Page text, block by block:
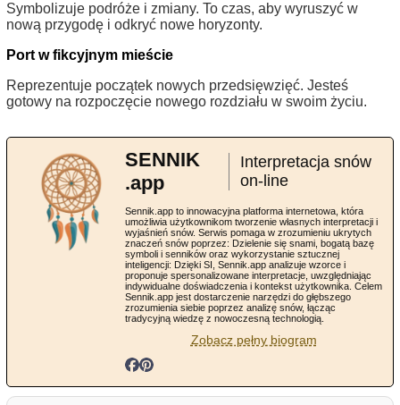
Symbolizuje podróże i zmiany. To czas, aby wyruszyć w
nową przygodę i odkryć nowe horyzonty.
Port w fikcyjnym mieście
Reprezentuje początek nowych przedsięwzięć. Jesteś
gotowy na rozpoczęcie nowego rozdziału w swoim życiu.
SENNIK
.app
Interpretacja snów
on-line
Sennik.app to innowacyjna platforma internetowa, która
umożliwia użytkownikom tworzenie własnych interpretacji i
wyjaśnień snów. Serwis pomaga w zrozumieniu ukrytych
znaczeń snów poprzez: Dzielenie się snami, bogatą bazę
symboli i senników oraz wykorzystanie sztucznej
inteligencji: Dzięki SI, Sennik.app analizuje wzorce i
proponuje spersonalizowane interpretacje, uwzględniając
indywidualne doświadczenia i kontekst użytkownika. Celem
Sennik.app jest dostarczenie narzędzi do głębszego
zrozumienia siebie poprzez analizę snów, łącząc
tradycyjną wiedzę z nowoczesną technologią.
Zobacz pełny biogram